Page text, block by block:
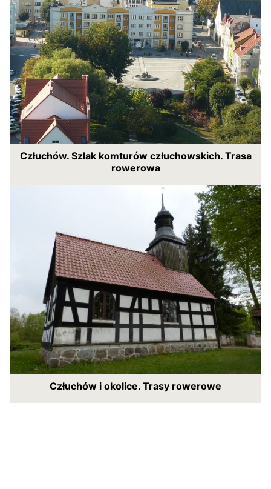
Człuchów. Szlak komturów człuchowskich. Trasa
rowerowa
Człuchów i okolice. Trasy rowerowe